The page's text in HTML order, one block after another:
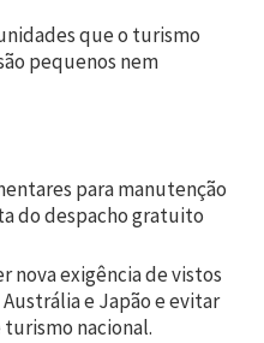
que o turismo
pequenos nem
para manutenção
do despacho gratuito
nova exigência de vistos
e Japão e evitar
nacional.